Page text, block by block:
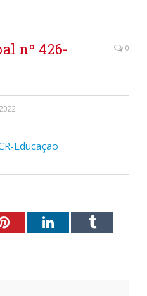
nº 426-
0
Educação
PinterestLinkedInTumblr